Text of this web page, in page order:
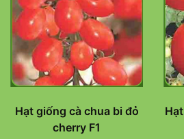
Hạt giống cà chua bi đỏ
cherry F1